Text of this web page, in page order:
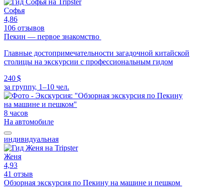
Софья
4,86
106 отзывов
Пекин — первое знакомство
Главные достопримечательности загадочной китайской
столицы на экскурсии с профессиональным гидом
240 $
за группу, 1–10 чел.
8 часов
На автомобиле
индивидуальная
Женя
4,93
41 отзыв
Обзорная экскурсия по Пекину на машине и пешком